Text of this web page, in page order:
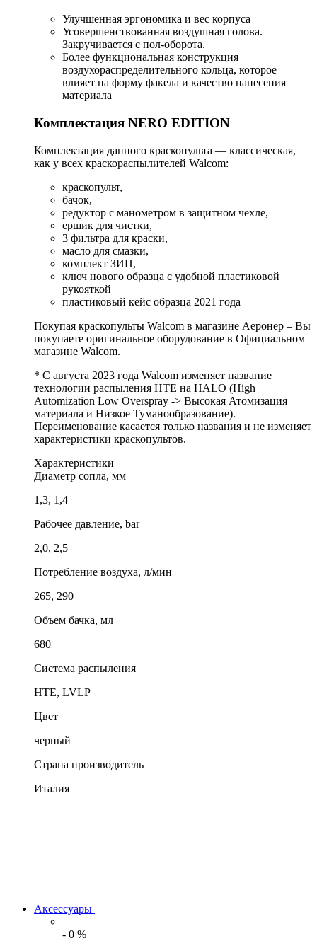
Улучшенная эргономика и вес корпуса
Усовершенствованная воздушная голова.
Закручивается с пол-оборота.
Более функциональная конструкция
воздухораспределительного кольца, которое
влияет на форму факела и качество нанесения
материала
Комплектация NERO EDITION
Комплектация данного краскопульта — классическая,
как у всех краскораспылителей Walcom:
краскопульт,
бачок,
редуктор с манометром в защитном чехле,
ершик для чистки,
3 фильтра для краски,
масло для смазки,
комплект ЗИП,
ключ нового образца с удобной пластиковой
рукояткой
пластиковый кейс образца 2021 года
Покупая краскопульты Walcom в магазине Аеронер – Вы
покупаете оригинальное оборудование в Официальном
магазине Walcom.
* С августа 2023 года Walcom изменяет название
технологии распыления HTE на HALO (High
Automization Low Overspray -> Высокая Атомизация
материала и Низкое Туманообразование).
Переименование касается только названия и не изменяет
характеристики краскопультов.
Характеристики
Диаметр сопла, мм
1,3, 1,4
Рабочее давление, bar
2,0, 2,5
Потребление воздуха, л/мин
265, 290
Объем бачка, мл
680
Система распыления
HTE, LVLP
Цвет
черный
Страна производитель
Италия
Аксессуары
- 0 %